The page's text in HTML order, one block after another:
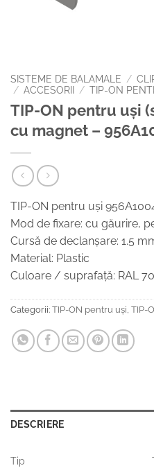
SISTEME DE BALAMALE /
/ ACCESORII / TIP-ON
TIP-ON pentru uşi
cu magnet –
TIP-ON pentru uşi
Mod de fixare: cu găurire,
Cursă de declanşare: 1.5
Material: Plastic
Culoare / suprafaţă: RAL
Categorii: TIP-ON pentru uşi, TIP-
DESCRIERE
Tip